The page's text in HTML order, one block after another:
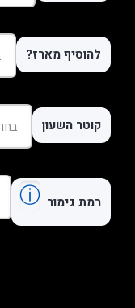
להוסיף מארז?
קוטר השעון
רמת גימור ⓘ